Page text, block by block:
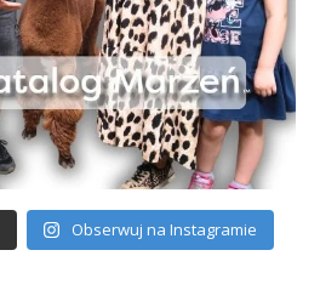
Obserwuj na Instagramie